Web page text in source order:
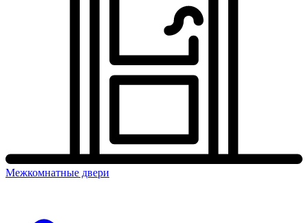
Межкомнатные двери